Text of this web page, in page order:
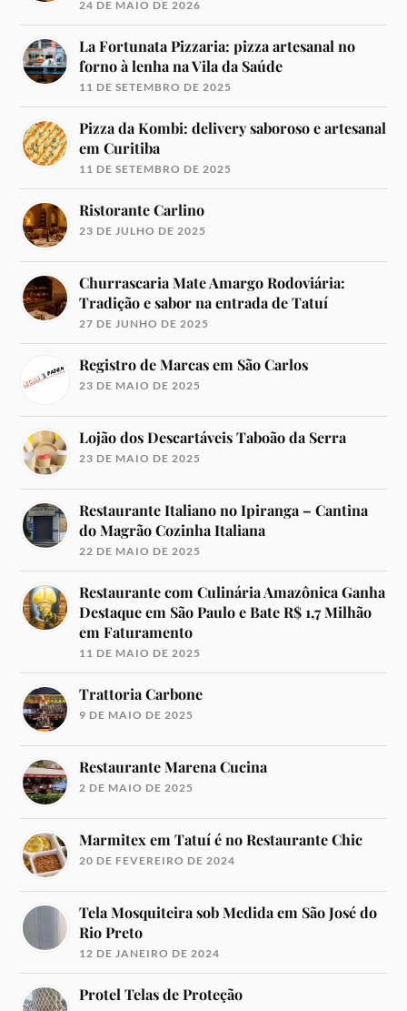
24 DE MAIO DE 2026
La Fortunata Pizzaria: pizza artesanal no
forno à lenha na Vila da Saúde
11 DE SETEMBRO DE 2025
Pizza da Kombi: delivery saboroso e artesanal
em Curitiba
11 DE SETEMBRO DE 2025
Ristorante Carlino
23 DE JULHO DE 2025
Churrascaria Mate Amargo Rodoviária:
Tradição e sabor na entrada de Tatuí
27 DE JUNHO DE 2025
Registro de Marcas em São Carlos
23 DE MAIO DE 2025
Lojão dos Descartáveis Taboão da Serra
23 DE MAIO DE 2025
Restaurante Italiano no Ipiranga – Cantina
do Magrão Cozinha Italiana
22 DE MAIO DE 2025
Restaurante com Culinária Amazônica Ganha
Destaque em São Paulo e Bate R$ 1,7 Milhão
em Faturamento
11 DE MAIO DE 2025
Trattoria Carbone
9 DE MAIO DE 2025
Restaurante Marena Cucina
2 DE MAIO DE 2025
Marmitex em Tatuí é no Restaurante Chic
20 DE FEVEREIRO DE 2024
Tela Mosquiteira sob Medida em São José do
Rio Preto
12 DE JANEIRO DE 2024
Protel Telas de Proteção